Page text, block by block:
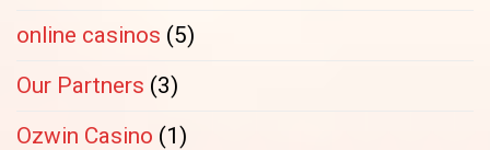
online casinos (5)
Our Partners (3)
Ozwin Casino (1)